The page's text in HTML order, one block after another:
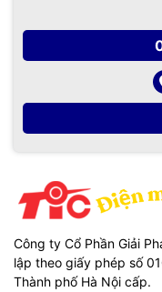
Công ty Cổ Phần Giải
lập theo giấy phép số
Thành phố Hà Nội cấp.